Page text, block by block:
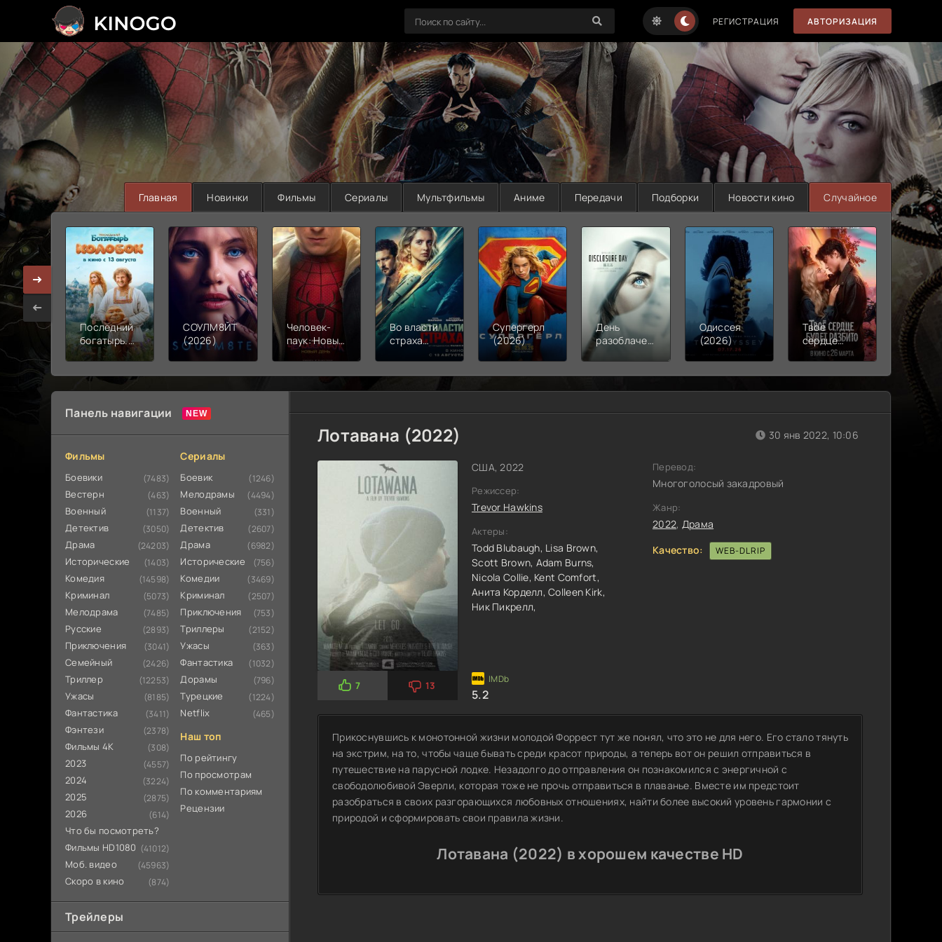
РЕГИСТРАЦИЯ АВТОРИЗАЦИЯ
>
Главная Новинки Фильмы Сериалы Мультфильмы Аниме Передачи Подборки Новости кино Случайное
Последний
богатырь.
Колобок
СОУЛМ8ЙТ
(2026)
Человек-
паук: Новый
день (2026)
Во власти
страха
Супергерл
(2026)
День
разоблачения
Одиссея
(2026)
Твое
сердце
будет
(2026)
Моана
(2026)
Панель навигации
Фильмы
Боевики (7483)
Вестерн (463)
Военный (1137)
Детектив (3050)
Драма (24203)
Исторические (1403)
Комедия (14598)
Криминал (5073)
Мелодрама (7485)
Русские (2893)
Приключения (3041)
Семейный (2426)
Триллер (12253)
Ужасы (8185)
Фантастика (3411)
Фэнтези (2378)
Фильмы 4К (308)
2023 (4557)
2024 (3224)
2025 (2875)
2026 (614)
Что бы посмотреть?
Фильмы HD1080 (41012)
Моб. видео (45963)
Скоро в кино (874)
Сериалы
Боевик (1246)
Мелодрамы (4494)
Военный (331)
Детектив (2607)
Драма (6982)
Исторические (756)
Комедии (3469)
Криминал (2507)
Приключения (753)
Триллеры (2152)
Ужасы (363)
Фантастика (1032)
Дорамы (796)
Турецкие (1224)
Netflix (465)
Наш топ
По рейтингу
По просмотрам
По комментариям
Рецензии
Трейлеры
Лотавана (2022)
7 13
США, 2022
Режиссер:
Trevor Hawkins
Актеры:
Todd Blubaugh, Lisa Brown,
Scott Brown, Adam Burns,
Nicola Collie, Kent Comfort,
Анита Корделл,Colleen Kirk,
Ник Пикрелл,
5.2
30 янв 2022, 10:06
Перевод:
Многоголосый закадровый
Жанр:
2022, Драма
Качество:
WEB-DLRIP
Прикоснувшись к монотонной жизни молодой Форрест тут же понял, что это не для него. Его стало тянуть
на экстрим, на то, чтобы чаще бывать среди красот природы, а теперь вот он решил отправиться в
путешествие на парусной лодке. Незадолго до отправления он познакомился с энергичной с
свободолюбивой Эверли, которая тоже не прочь отправиться в плаванье. Вместе им предстоит
разобраться в своих разгорающихся любовных отношениях, найти более высокий уровень гармонии с
природой и сформировать свои правила жизни.
Лотавана (2022) в хорошем качестве HD